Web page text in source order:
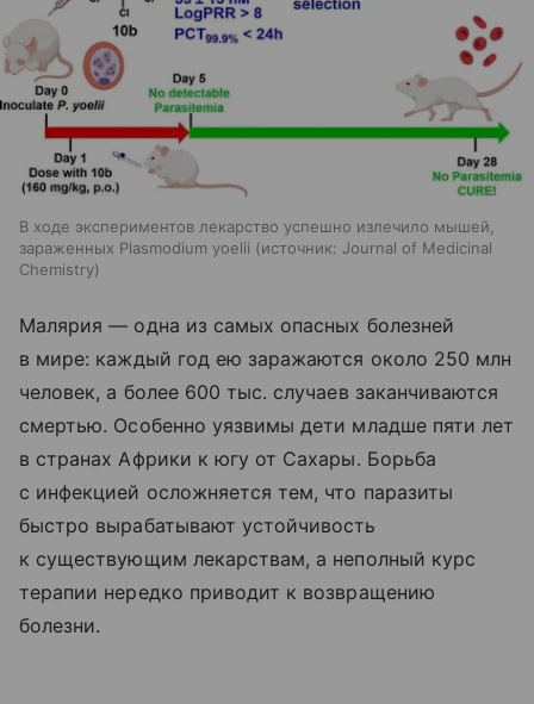
В ходе экспериментов лекарство успешно излечило мышей,
зараженных Plasmodium yoelii
источник: Journal of Medicinal
Chemistry
Малярия — одна из самых опасных болезней
в мире: каждый год ею заражаются около 250 млн
человек, а более 600 тыс. случаев заканчиваются
смертью. Особенно уязвимы дети младше пяти лет
в странах Африки к югу от Сахары. Борьба
с инфекцией осложняется тем, что паразиты
быстро вырабатывают устойчивость
к существующим лекарствам, а неполный курс
терапии нередко приводит к возвращению
болезни.